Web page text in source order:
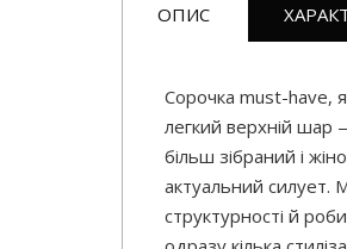
ОПИС
Сорочка must-have,
легкий верхній шар
більш зібраний і
актуальний силует.
структурності й